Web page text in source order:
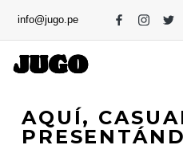
info@jugo.pe
AQUÍ,